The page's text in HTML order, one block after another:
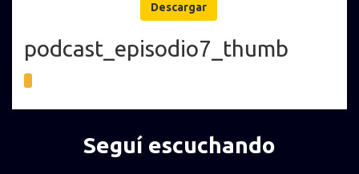
Descargar
podcast_episodio7_thumb
Seguí escuchando